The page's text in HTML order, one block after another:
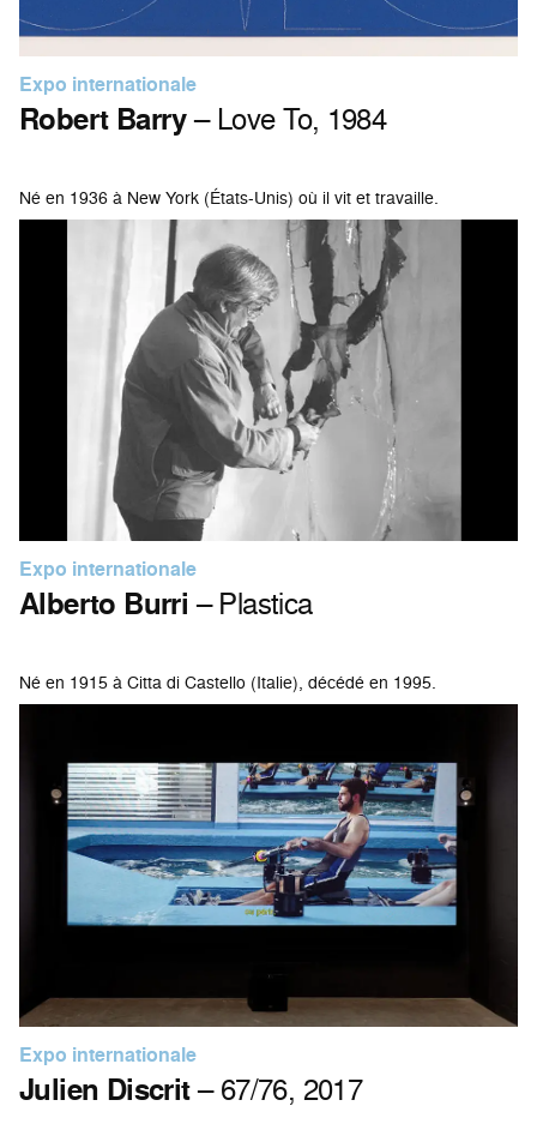
Expo internationale
Robert Barry– Love To, 1984
Né en 1936 à New York (États-Unis) où il vit et travaille.
Expo internationale
Alberto Burri – Plastica
Né en 1915 à Citta di Castello (Italie), décédé en 1995.
Expo internationale
Julien Discrit– 67/76, 2017